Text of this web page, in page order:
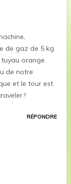
de gaz de 5 kg
tuyau orange
de notre
et le tour est
!
RÉPONDRE